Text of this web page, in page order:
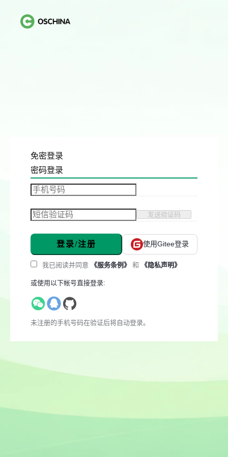
免密登录
密码登录
发送验证码
登录/注册 使用Gitee登录
我已阅读并同意 《服务条例》 和 《隐私声明》
或使用以下帐号直接登录:
未注册的手机号码在验证后将自动登录。